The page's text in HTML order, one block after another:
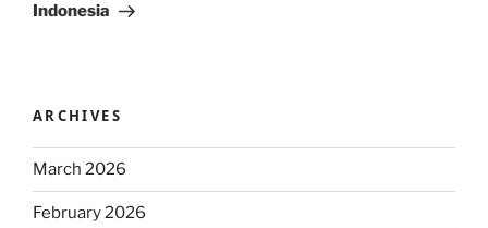
Indonesia
ARCHIVES
March 2026
February 2026